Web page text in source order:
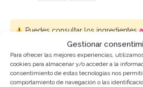
Gestionar
Para ofrecer las mejores experiencias,
cookies para almacenar y/o acceder a la
consentimiento de estas tecnologías nos
comportamiento de navegación o las
Puedes consultar los ingredientes
AÑADIR AL